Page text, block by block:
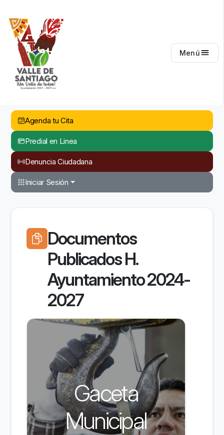
Menú
Agenda tu Cita
Predial en Linea
Denuncia Ciudadana
Iniciar Sesión
Documentos
Publicados H.
Ayuntamiento 2024-
2027
Gaceta
Municipal